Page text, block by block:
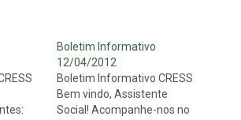
Boletim Informativo
12/04/2012
Boletim Informativo CRESS
Bem vindo, Assistente
Social! Acompanhe-nos no